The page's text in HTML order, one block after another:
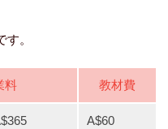
。
料 教材費
A$60